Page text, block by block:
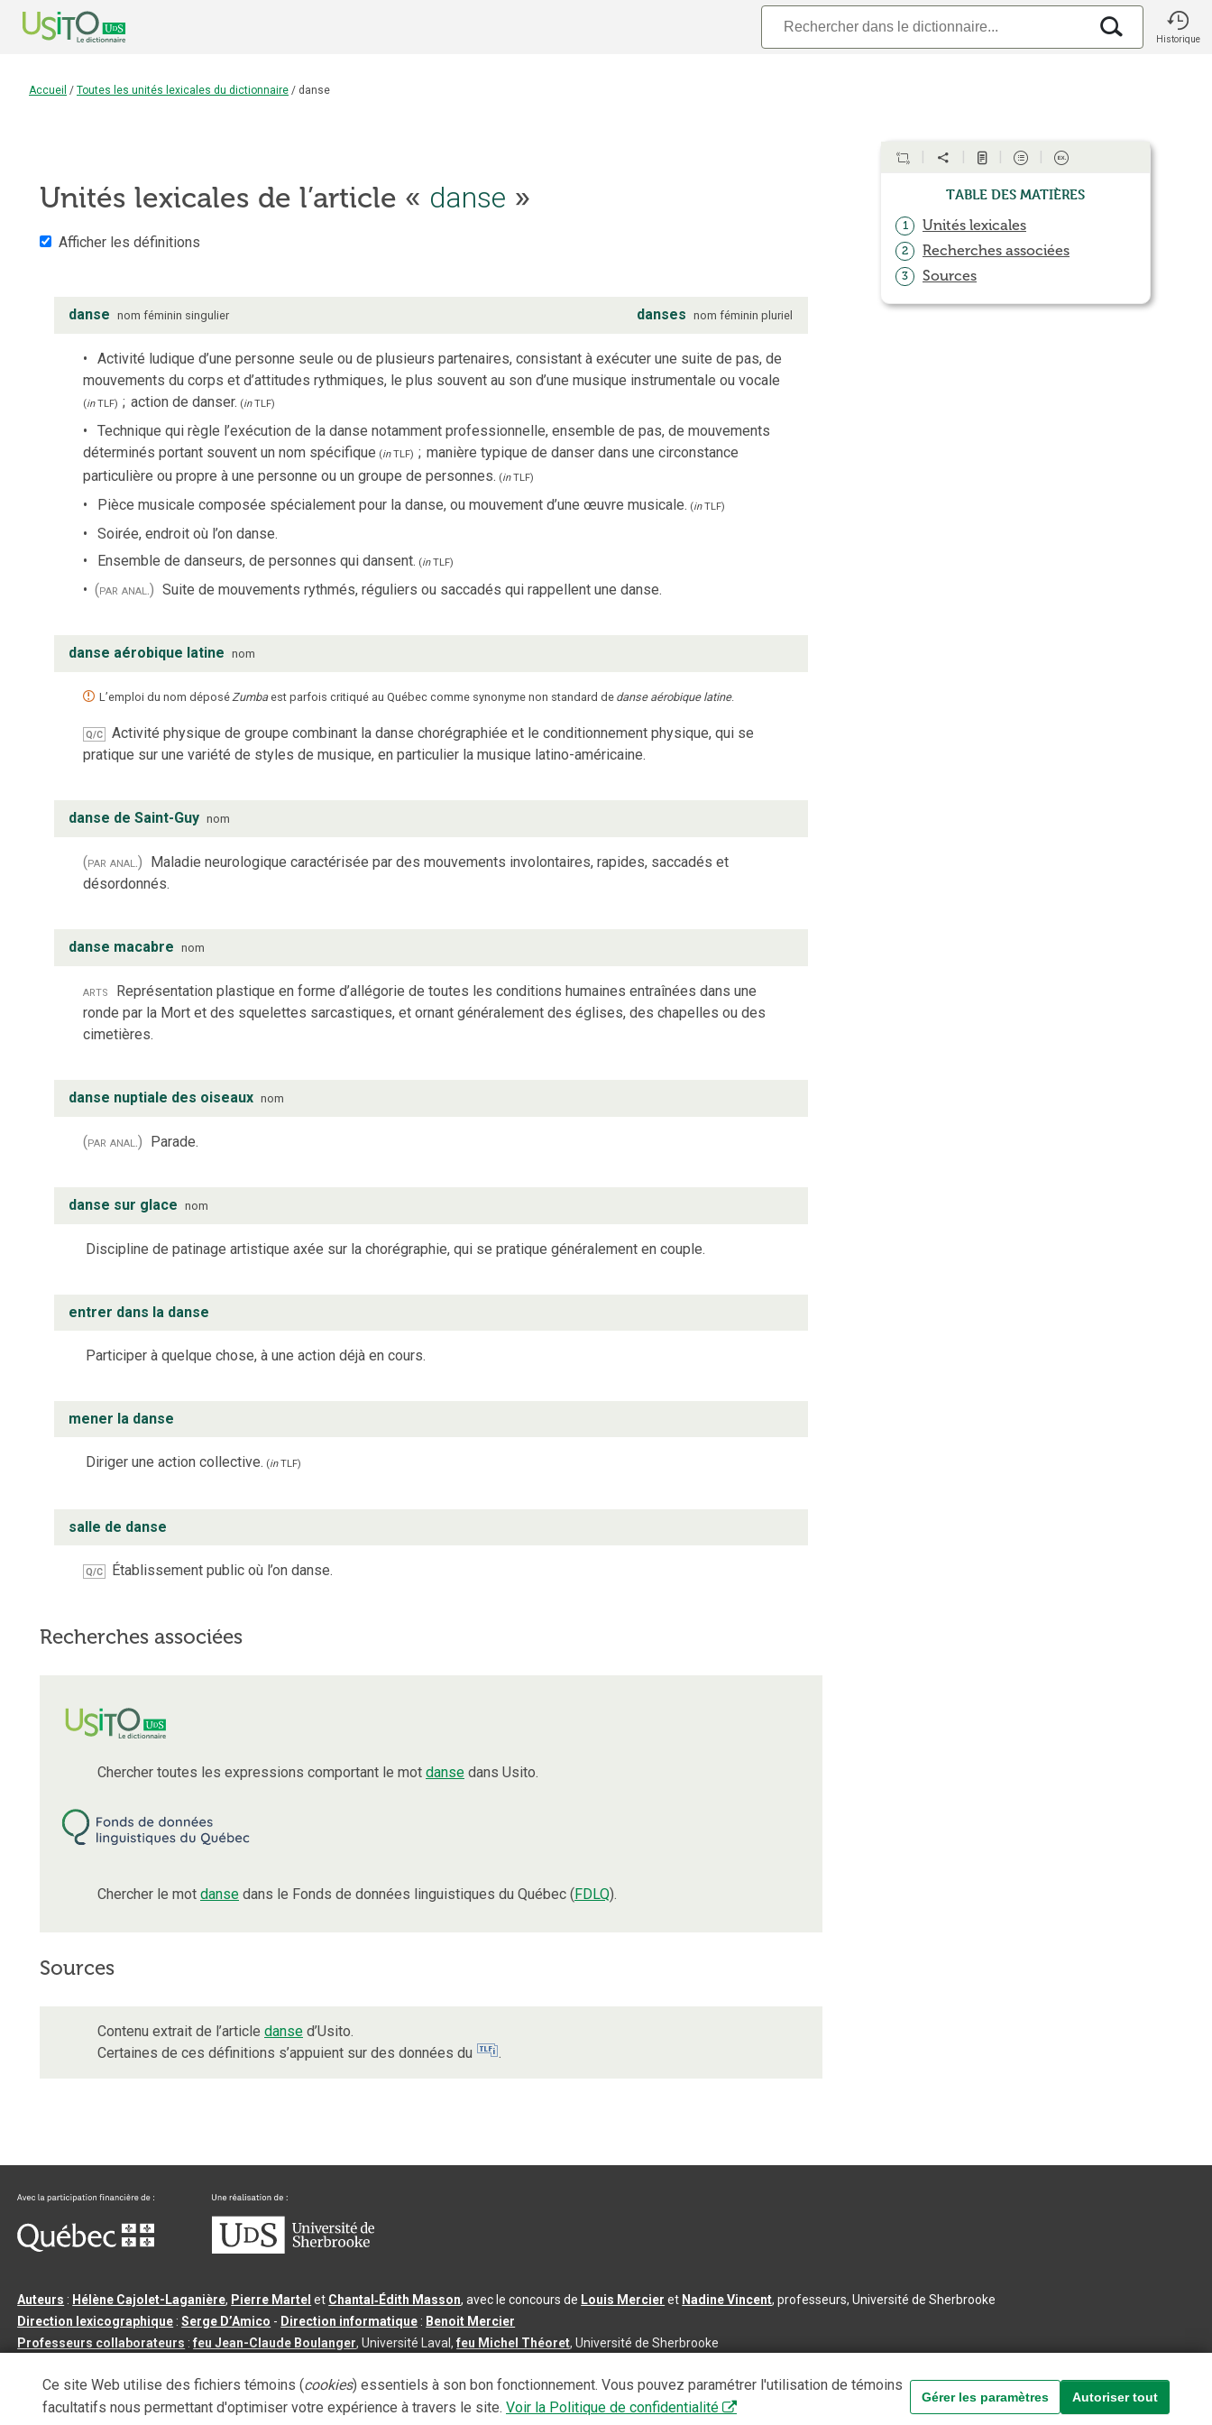
Historique
Accueil / Toutes les unités lexicales du dictionnaire / danse
Unités lexicales de l’article « danse »
Afficher les définitions
danse nom féminin singulier danses nom féminin pluriel
Activité ludique d’une personne seule ou de plusieurs partenaires, consistant à exécuter une suite de pas, de
mouvements du corps et d’attitudes rythmiques, le plus souvent au son d’une musique instrumentale ou vocale
(inTLF) ; action de danser. (inTLF)
Technique qui règle l’exécution de la danse notamment professionnelle, ensemble de pas, de mouvements
déterminés portant souvent un nom spécifique (inTLF) ; manière typique de danser dans une circonstance
particulière ou propre à une personne ou un groupe de personnes. (inTLF)
Pièce musicale composée spécialement pour la danse, ou mouvement d’une œuvre musicale. (inTLF)
Soirée, endroit où l’on danse.
Ensemble de danseurs, de personnes qui dansent. (inTLF)
(par anal.) Suite de mouvements rythmés, réguliers ou saccadés qui rappellent une danse.
danse aérobique latine nom
L’emploi du nom déposéZumbaest parfois critiqué au Québec comme synonyme non standard de danse aérobique latine.
Q/C
Activité physique de groupe combinant la danse chorégraphiée et le conditionnement physique, qui se
pratique sur une variété de styles de musique, en particulier la musique latino-américaine.
danse de Saint-Guy nom
(par anal.) Maladie neurologique caractérisée par des mouvements involontaires, rapides, saccadés et
désordonnés.
danse macabre nom
arts Représentation plastique en forme d’allégorie de toutes les conditions humaines entraînées dans une
ronde par la Mort et des squelettes sarcastiques, et ornant généralement des églises, des chapelles ou des
cimetières.
danse nuptiale des oiseaux nom
(par anal.) Parade.
danse sur glace nom
Discipline de patinage artistique axée sur la chorégraphie, qui se pratique généralement en couple.
entrer dans la danse
Participer à quelque chose, à une action déjà en cours.
mener la danse
Diriger une action collective. (inTLF)
salle de danse
Q/C Établissement public où l’on danse.
Recherches associées
Chercher toutes les expressions comportant le mot danse dans Usito.
Chercher le mot danse dans le Fonds de données linguistiques du Québec (FDLQ).
Sources
Contenu extrait de l’article danse d’Usito.
Certaines de ces définitions s’appuient sur des données du
.
Table des matières
1 Unités lexicales
2 Recherches associées
3 Sources
Auteurs : Hélène Cajolet-Laganière, Pierre Martel et Chantal‑Édith Masson, avec le concours de Louis Mercier et Nadine Vincent, professeurs, Université de Sherbrooke
Direction lexicographique :Serge D’Amico - Direction informatique : Benoit Mercier
Professeurs collaborateurs :feu Jean-Claude Boulanger, Université Laval,feu Michel Théoret, Université de Sherbrooke
Tous droits réservés©Université de Sherbrooke |3.2.2- Dernière mise à jour du contenu :2026-08-03
Ce site Web utilise des fichiers témoins (cookies) essentiels à son bon fonctionnement. Vous pouvez paramétrer l'utilisation de témoins
facultatifs nous permettant d'optimiser votre expérience à travers le site. Voir la Politique de confidentialité
Gérer les paramètres Autoriser tout